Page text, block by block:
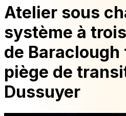
Atelier sous
système à
de Baraclough
piège de
Dussuyer